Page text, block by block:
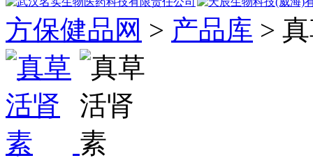
方保健品网 > 产品库 >